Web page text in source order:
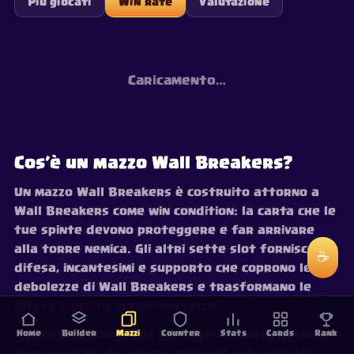
Più giocati Win rate Valutazione
Caricamento…
Cos’è un mazzo Wall Breakers?
Un mazzo Wall Breakers è costruito attorno a
Wall Breakers come win condition: la carta che le
tue spinte devono proteggere e far arrivare
alla torre nemica. Gli altri sette slot forniscono
difesa, incantesimi e supporto che coprono le
debolezze di Wall Breakers e trasformano le
I mazzi Wall Breakers più forti del meta attuale
Home Builder Mazzi Counter Stats Cards Rank
☕